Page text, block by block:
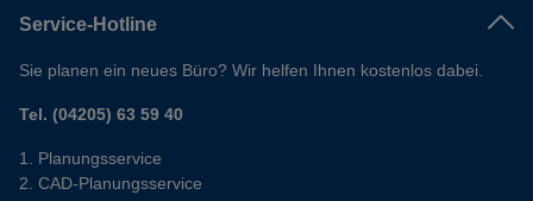
Service-Hotline
Sie planen ein neues Büro? Wir helfen Ihnen kostenlos dabei.
Tel. (04205) 63 59 40
Planungsservice
CAD-Planungsservice